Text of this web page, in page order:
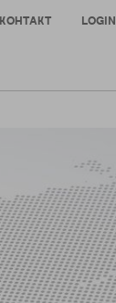
КОНТАКТ LOGIN